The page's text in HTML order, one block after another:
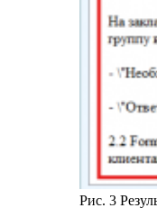
Рис. 3